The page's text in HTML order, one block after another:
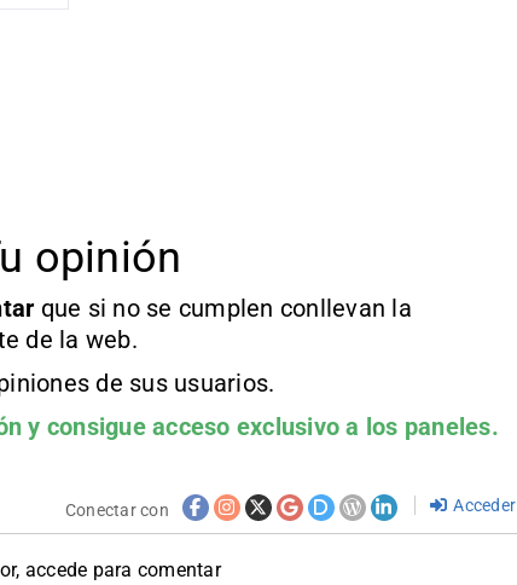
opinión
que si no se cumplen conllevan la
de la web.
de sus usuarios.
y consigue acceso exclusivo a los paneles.
Conectar con Acceder
accede para comentar